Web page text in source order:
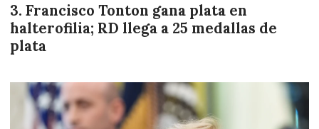
Francisco Tonton gana plata en
halterofilia; RD llega a 25 medallas de
plata